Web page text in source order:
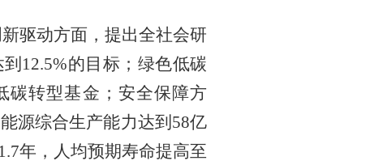
驱动方面，提出全社会研
12.5%的目标；绿色低碳
碳转型基金；安全保障方
源综合生产能力达到58亿
年，人均预期寿命提高至